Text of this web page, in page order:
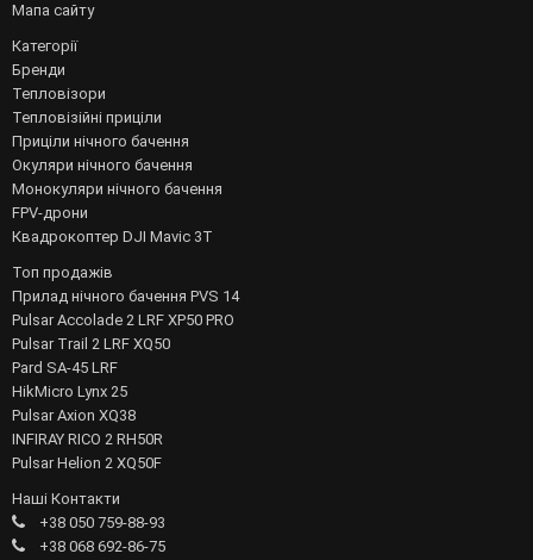
Мапа сайту
Категорії
Бренди
Тепловізори
Тепловізійні приціли
Приціли нічного бачення
Окуляри нічного бачення
Монокуляри нічного бачення
FPV-дрони
Квадрокоптер DJI Mavic 3T
Топ продажів
Прилад нічного бачення PVS 14
Pulsar Accolade 2 LRF XP50 PRO
Pulsar Trail 2 LRF XQ50
Pard SA-45 LRF
HikMicro Lynx 25
Pulsar Axion XQ38
INFIRAY RICO 2 RH50R
Pulsar Helion 2 XQ50F
Наші Контакти
+38 050 759-88-93
+38 068 692-86-75